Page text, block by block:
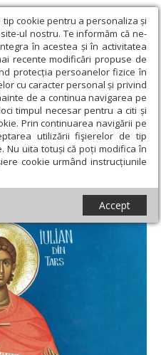
cookie pentru a personaliza și
ul nostru. Te informăm că ne-
în acestea și în activitatea
recente modificări propuse de
protecția persoanelor fizice în
cu caracter personal și privind
de a continua navigarea pe
timpul necesar pentru a citi și
Prin continuarea navigării pe
utilizării fişierelor de tip
Nu uita totuși că poți modifica în
cookie urmând instrucțiunile
Accept
› Sinaxar › Sf. Mc. Iulian
peşte)
şi Afrodisie